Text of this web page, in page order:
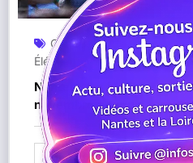
Carrousel Des Mondes
Éléphant , Machines De L’Île,
Nantes : les Machines de
novembre pour un après-
Lire la suite